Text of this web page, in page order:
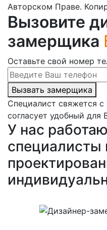
Авторском Праве.
Вызовите
замерщика
Оставьте свой номер
Вызвать замерщика
Специалист свяжется
согласует удобный для
У нас
специалисты